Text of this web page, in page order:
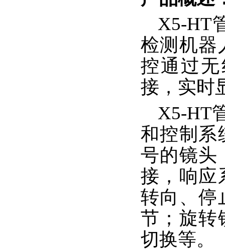
X5-HT
检测 机器
控通过
接，实时
X5-HT
和控制系
号的镜头
接，响应
转向、停
节；旋转
切换等。